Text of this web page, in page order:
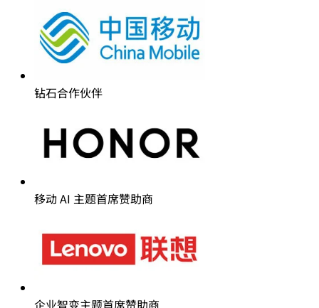
钻石合作伙伴
移动 AI 主题首席赞助商